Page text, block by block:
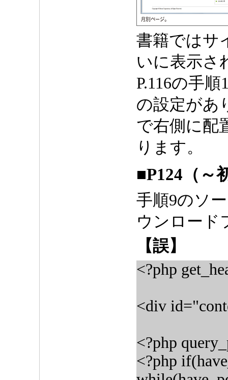
書籍ではサ
いに表示さ
P.116の手
の設定があ
で右側に配
ります。
■P124（～
手順9のソ
ウンロード
【誤】
<?php
<div
<?php
<?php